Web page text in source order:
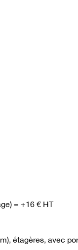
= +16 € HT
étagères, avec